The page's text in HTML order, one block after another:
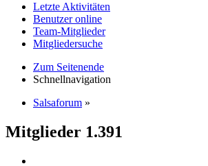
Letzte Aktivitäten
Benutzer online
Team-Mitglieder
Mitgliedersuche
Zum Seitenende
Schnellnavigation
Salsaforum »
Mitglieder 1.391